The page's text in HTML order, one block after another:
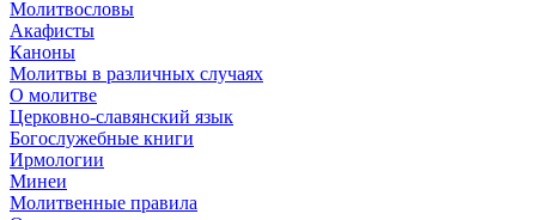
Молитвословы
Акафисты
Каноны
Молитвы в различных случаях
О молитве
Церковно-славянский язык
Богослужебные книги
Ирмологии
Минеи
Молитвенные правила